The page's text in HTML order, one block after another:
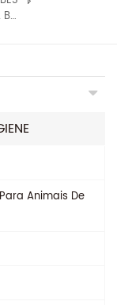
MÁQUINA DE FRALDAS PARA BEBÊS TIPO MOTOR INVERSOR RX-INK400
Animais De